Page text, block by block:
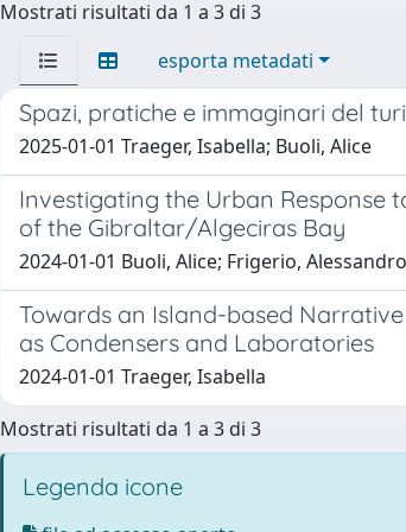
Mostrati risultati da 1 a 3 di 3
esporta metadati
Spazi, pratiche e immaginari del
2025-01-01 Traeger, Isabella; Buoli, Alice
Investigating the Urban Response
of the Gibraltar/Algeciras Bay
2024-01-01 Buoli, Alice; Frigerio,
Towards an Island-based
as Condensers and Laboratories
2024-01-01 Traeger, Isabella
Mostrati risultati da 1 a 3 di 3
Legenda icone